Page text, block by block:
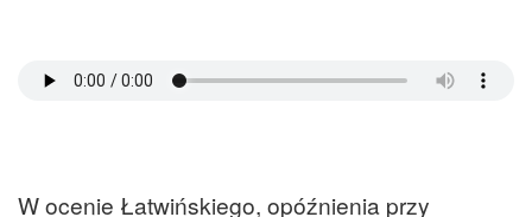
W ocenie Łatwińskiego, opóźnienia przy